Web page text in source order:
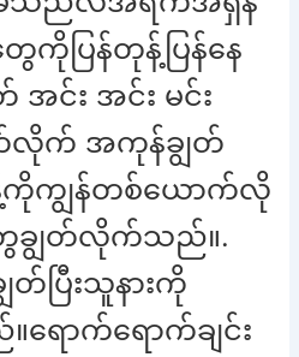
ကိုပြန်တုန့်ပြန်နေ
အင်း အင်း မင်း
လိုက် အကုန်ချွတ်
ကိုကျွန်တစ်ယောက်လို
ေချွတ်လိုက်သည်။.
ပြီးသူနားကို
ရောက်ရောက်ချင်း